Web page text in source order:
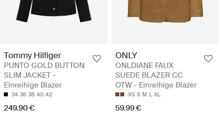
Tommy Hilfiger
PUNTO GOLD BUTTON
SLIM JACKET -
Einreihige Blazer
34 36 38 40 42
249.90 €
ONLY
ONLDIANE FAUX
SUEDE BLAZER CC
OTW - Einreihige Blazer
XS S M L XL
59.99 €